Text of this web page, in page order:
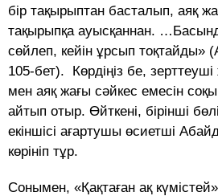
бір тақырыптан басталып, аяқ
тақырыпқа ауысқаннан.
сөйлеп, кейін ұрсып тоқтайды»
105-бет). Көрдіңіз бе,
мен аяқ жағы сәйкес емесін
айтып отыр. Өйткені, бірінші
екіншісі ағартушы өсиетші
көрініп тұр.
Сонымен, «Қақтаған ақ